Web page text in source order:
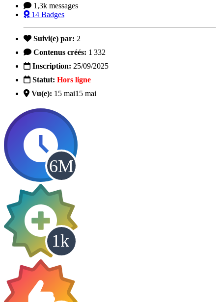
1,3k messages
14 Badges
Suivi(e) par: 2
Contenus créés: 1 332
Inscription: 25/09/2025
Statut: Hors ligne
Vu(e): 15 mai15 mai